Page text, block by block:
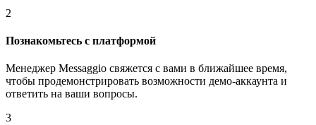
2
Познакомьтесь с платформой
Менеджер Messaggio свяжется с вами в ближайшее время,
чтобы продемонстрировать возможности демо-аккаунта и
ответить на ваши вопросы.
3